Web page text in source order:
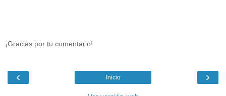
¡Gracias por tu comentario!
‹ ›
Inicio